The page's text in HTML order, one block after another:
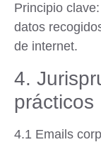
Principio clave
datos
de internet.
4.
prácticos
4.1 Emails